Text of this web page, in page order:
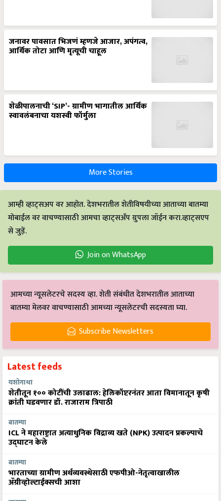
जनावर पावसात भिजणं म्हणजे आजार, अपंगत्व,
आर्थिक तोटा आणि मृत्यूची चाहूल
शेळीपालनाची ‘SIP’- ग्रामीण भागातील आर्थिक
स्वावलंबनाचा यशस्वी फॉर्मुला
More Stories
आम्ही व्हाट्सअप वर आहोत. देशभरातील शेतीविषयीच्या आताच्या बातम्या
मोबाईल वर वाचण्यासाठी आमचा व्हाट्सअँप ग्रुपला जॉईन करा.व्हाट्सएप
से जुड़ें.
Join on WhatsApp
आमच्या न्यूसलेटरचे सदस्य व्हा. शेती संबंधीत देशभरातील आताच्या
बातम्या मेलवर वाचण्यासाठी आमच्या न्यूसलेटरची सदस्यता घ्या.
Subscribe Newsletters
Latest feeds
यशोगाथा
शेतीतून १०० कोटींची उलाढाल: हेलिकॉप्टरनंतर आता विमानातून कृषी
क्रांती घडवणार डॉ. राजाराम त्रिपाठी
बातम्या
ICL ने महाराष्ट्रात अत्याधुनिक विद्राव्य खते (NPK) उत्पादन प्रकल्पाचे
उद्घाटन केले
बातम्या
भारताच्या ग्रामीण अर्थव्यवस्थेसाठी एफपीओ-नेतृत्वाखालील
अ‍ॅग्रीव्होल्टाईक्सची आशा